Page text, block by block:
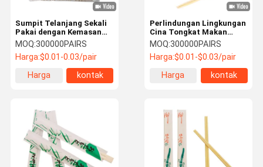
Perlindungan Lingkungan
Cina Tongkat Makan
Bambu Anti UV Tongkat
Makan Bambu sekali
pakai
MOQ:300000PAIRS
Harga:$0.01-$0.03/pair
Harga
kontak
Sumpit Telanjang Sekali
Pakai dengan Kemasan
yang Dapat Disesuaikan
Ramah Lingkungan dan
Biodegradable untuk
Solusi Makanan Cepat
Saji Berkelanjutan
MOQ:300000PAIRS
Harga:$0.01-0.03/pair
Harga
kontak